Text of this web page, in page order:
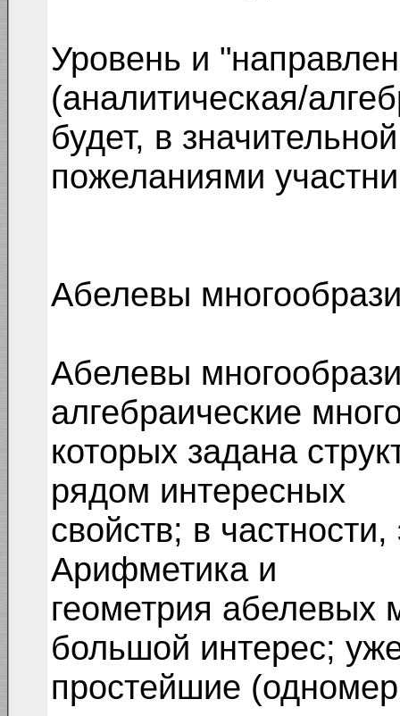
Уровень и
(аналитическая/
будет, в
пожеланиями
Абелевы
Абелевы
алгебраические
которых задана
рядом интересных
свойств; в
Арифметика и
геометрия абелевых
большой интерес;
простейшие